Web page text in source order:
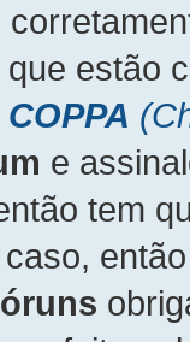
estão
COPPA
e
tem